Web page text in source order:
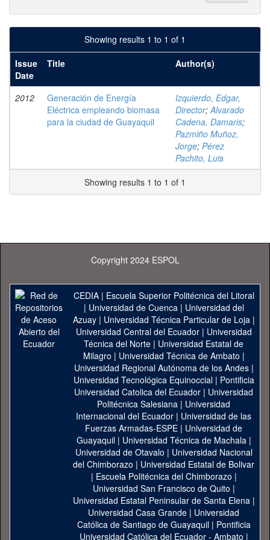
Showing results 1 to 1 of 1
Issue
Date
Title Author(s)
2012
Generación de Energía
Eléctrica empleando biomasa
para la ciudad de Guayaquil
Izquierdo, Edgar,
Director;Alvarado
Cadena, Damaris;
Pazmiño Muñoz,
Jorge; Pérez
Pachito, Luis
Showing results 1 to 1 of 1
Copyright 2024 ESPOL
CEDIA| Escuela Superior Politécnica del Litoral
| Universidad de Cuenca| Universidad del
Azuay| Universidad Técnica Particular de Loja|
Universidad Central del Ecuador| Universidad
Técnica del Norte | Universidad Estatal de
Milagro | Universidad Técnica de Ambato |
Universidad Regional Autónoma de los Andes|
Universidad Tecnológica Equinoccial| Pontificia
Universidad Catolica del Ecuador | Universidad
Politécnica Salesiana | Universidad
Internacional del Ecuador | Universidad de las
Fuerzas Armadas-ESPE | Universidad de
Guayaquil| Universidad Técnica de Machala|
Universidad de Otavalo | Universidad Nacional
del Chimborazo | Universidad Estatal de Bolivar
| Escuela Politécnica del Chimborazo |
Universidad San Francisco de Quito |
Universidad Estatal Peninsular de Santa Elena|
Universidad Casa Grande | Universidad
Católica de Santiago de Guayaquil| Pontificia
Universidad Católica del Ecuador - Ambato |